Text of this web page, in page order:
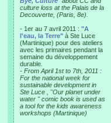
culture loss at the Palais de la
Decouverte, (Paris, 8e).
- 1er au 7 avril 2011 : "A
l'eau, la Terre" à Ste Luce
(Martinique) pour des ateliers
avec les primaires pendant la
semaine du développement
durable.
- From April 1st to 7th, 2011 :
For the national week for
sustainable development in
Ste Luce , "Our planet under
water " comic book is used as
a tool for the kids awareness
workshops (Martinique)